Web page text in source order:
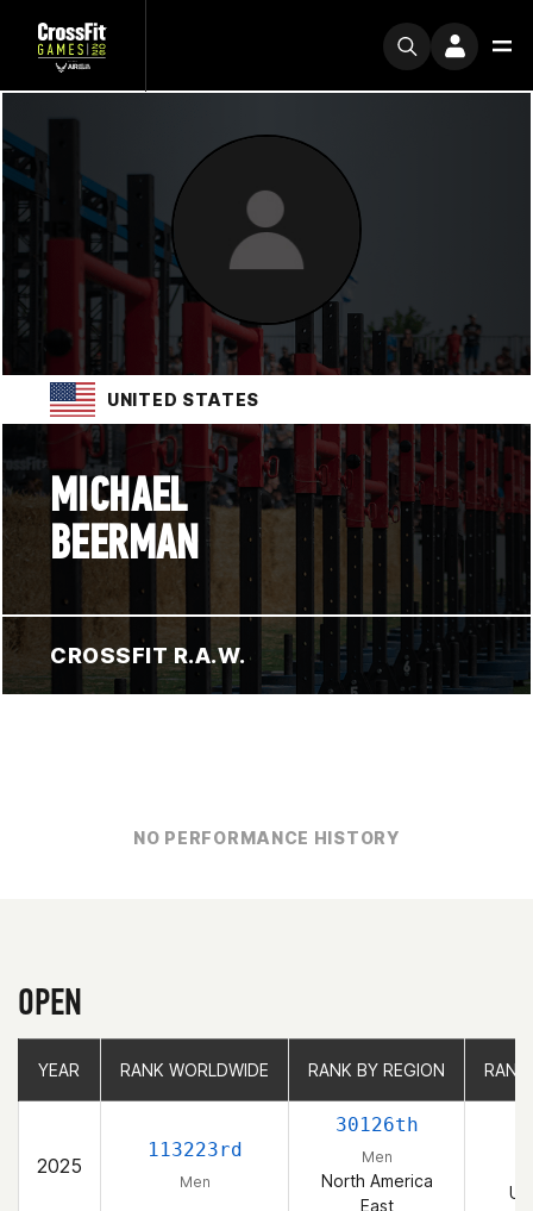
UNITED STATES
MICHAEL
BEERMAN
CROSSFIT R.A.W.
NO PERFORMANCE HISTORY
OPEN
YEAR RANK WORLDWIDE RANK BY REGION
2025
113223rd
Men
30126th
Men
North America
East
YEAR RANK WORLDWIDE RANK BY REGION